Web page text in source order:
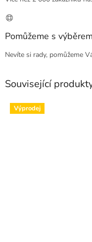
Pomůžeme s výběrem
Nevíte si rady, pomůžeme
Související
Výprodej